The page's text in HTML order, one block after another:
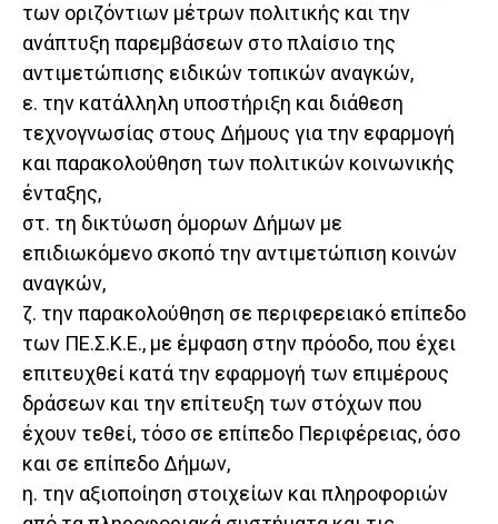
των οριζόντιων μέτρων πολιτικής και την
ανάπτυξη παρεμβάσεων στο πλαίσιο της
αντιμετώπισης ειδικών τοπικών αναγκών,
ε. την κατάλληλη υποστήριξη και διάθεση
τεχνογνωσίας στους Δήμους για την εφαρμογή
και παρακολούθηση των πολιτικών κοινωνικής
ένταξης,
στ. τη δικτύωση όμορων Δήμων με
επιδιωκόμενο σκοπό την αντιμετώπιση κοινών
αναγκών,
ζ. την παρακολούθηση σε περιφερειακό επίπεδο
των ΠΕ.Σ.Κ.Ε., με έμφαση στην πρόοδο, που έχει
επιτευχθεί κατά την εφαρμογή των επιμέρους
δράσεων και την επίτευξη των στόχων που
έχουν τεθεί, τόσο σε επίπεδο Περιφέρειας, όσο
και σε επίπεδο Δήμων,
η. την αξιοποίηση στοιχείων και πληροφοριών